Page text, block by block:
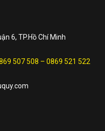
6, TP.Hồ Chí Minh
507 508 – 0869 521 522